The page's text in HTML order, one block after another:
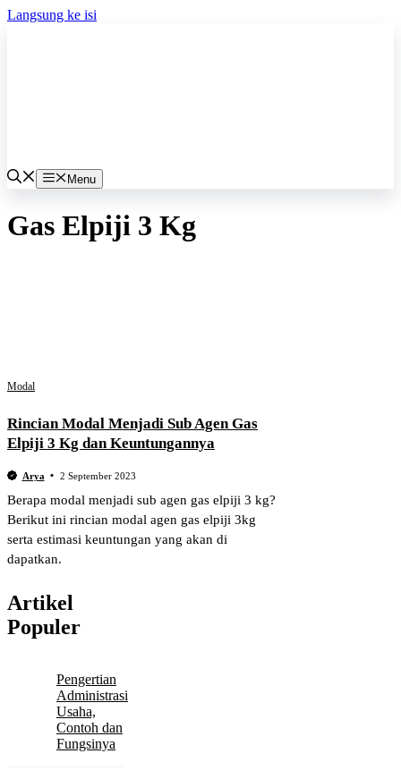
Langsung ke isi
Menu
Gas Elpiji 3 Kg
Modal
Rincian Modal Menjadi Sub Agen Gas
Elpiji 3 Kg dan Keuntungannya
Arya 2 September 2023
Berapa modal menjadi sub agen gas elpiji 3 kg?
Berikut ini rincian modal agen gas elpiji 3kg
serta estimasi keuntungan yang akan di
dapatkan.
Artikel
Populer
Pengertian
Administrasi
Usaha,
Contoh dan
Fungsinya